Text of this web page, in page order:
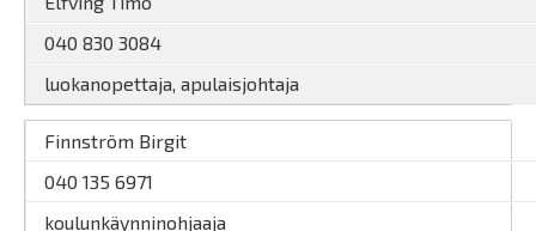
040 830 3084
luokanopettaja, apulaisjohtaja
Finnström Birgit
040 135 6971
koulunkäynninohjaaja